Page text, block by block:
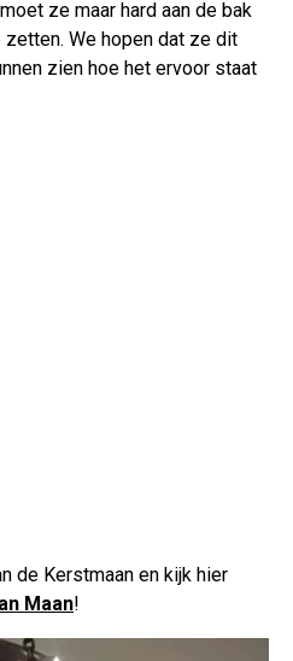
ze maar hard aan de bak
We hopen dat ze dit
zien hoe het ervoor staat
de Kerstmaan en kijk hier
Maan!